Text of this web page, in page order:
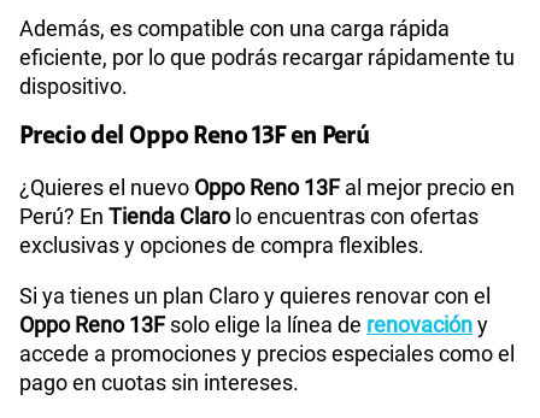
Además, es compatible con una carga rápida
eficiente, por lo que podrás recargar rápidamente tu
dispositivo.
Precio del Oppo Reno 13F en Perú
¿Quieres el nuevo Oppo Reno 13Fal mejor precio en
Perú? En Tienda Clarolo encuentras con ofertas
exclusivas y opciones de compra flexibles.
Si ya tienes un plan Claro y quieres renovar con el
Oppo Reno 13Fsolo elige la línea de renovacióny
accede a promociones y precios especiales como el
pago en cuotas sin intereses.